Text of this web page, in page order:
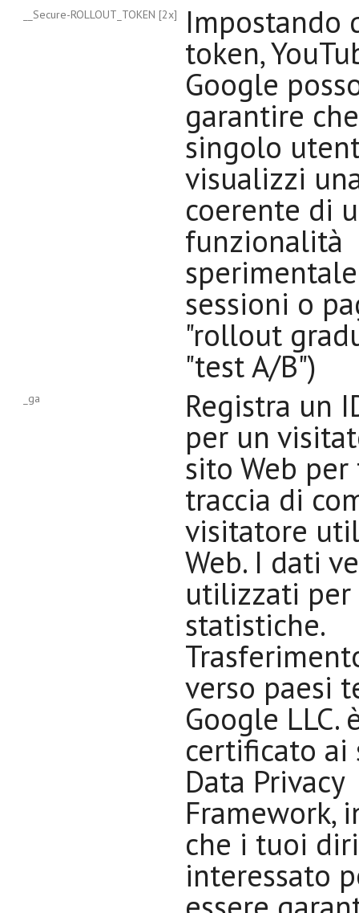
__Secure-ROLLOUT_TOKEN [2x]
Impostando
token,
Google
garantire
singolo
visualizzi
coerente di
funzionalità
sessioni o
"rollout
"test A/B")
_ga Registra un
per un
sito Web
traccia di
visitatore
Web. I dati
utilizzati
statistiche.
verso paesi
Google LLC.
certificato ai
Data Privacy
Framework,
che i tuoi
interessato